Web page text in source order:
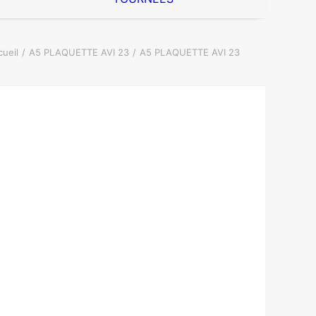
A5 PLAQUETTE AVI 23 A5 PLAQUETTE AVI 23